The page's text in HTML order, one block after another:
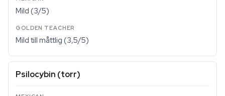
Mild (3/5)
Mild till måttlig (3,5/5)
Psilocybin (torr)